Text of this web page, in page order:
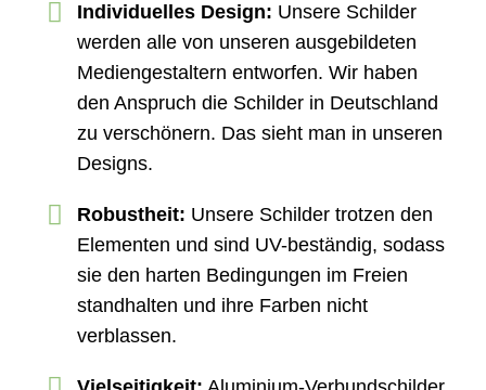
Individuelles Design: Unsere Schilder
werden alle von unseren ausgebildeten
Mediengestaltern entworfen. Wir haben
den Anspruch die Schilder in Deutschland
zu verschönern. Das sieht man in unseren
Designs.
Robustheit: Unsere Schilder trotzen den
Elementen und sind UV-beständig, sodass
sie den harten Bedingungen im Freien
standhalten und ihre Farben nicht
verblassen.